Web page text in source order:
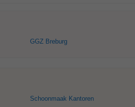
GGZ Breburg
Schoonmaak Kantoren